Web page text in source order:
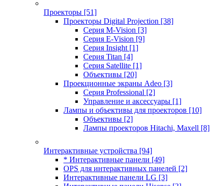
Проекторы [51]
Проекторы Digital Projection [38]
Серия M-Vision [3]
Серия E-Vision [9]
Серия Insight [1]
Серия Titan [4]
Серия Satellite [1]
Объективы [20]
Проекционные экраны Adeo [3]
Серия Professional [2]
Управление и аксессуары [1]
Лампы и объективы для проекторов [10]
Объективы [2]
Лампы проекторов Hitachi, Maxell [8]
Интерактивные устройства [94]
* Интерактивные панели [49]
OPS для интерактивных панелей [2]
Интерактивные панели LG [3]